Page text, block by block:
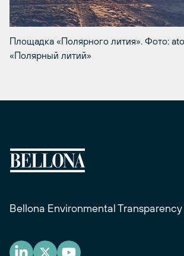
Площадка «Полярного лития». Фото:
«Полярный литий»
Bellona Environmental